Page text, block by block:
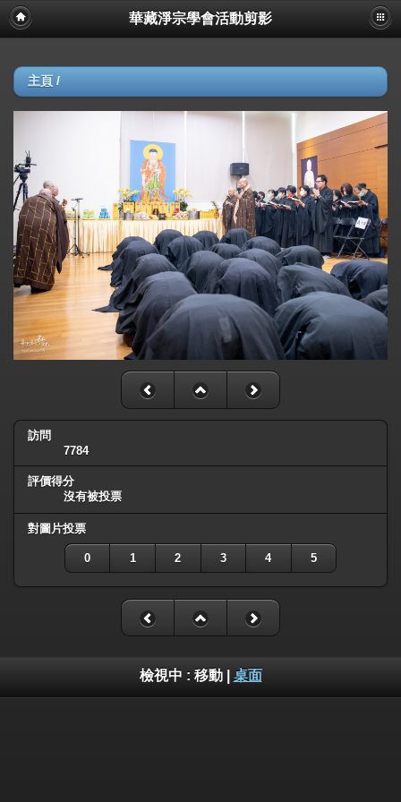
華藏淨宗學會活動剪影
主頁 /
訪問
7784
評價得分
沒有被投票
對圖片投票
0 1 2 3 4 5
檢視中 : 移動| 桌面